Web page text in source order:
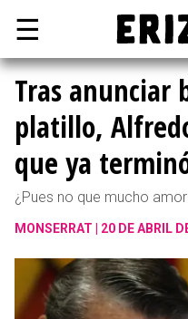
☰
Tras anunciar
platillo,
que ya
¿Pues no que mucho
MONSERRAT 20 DE ABRIL